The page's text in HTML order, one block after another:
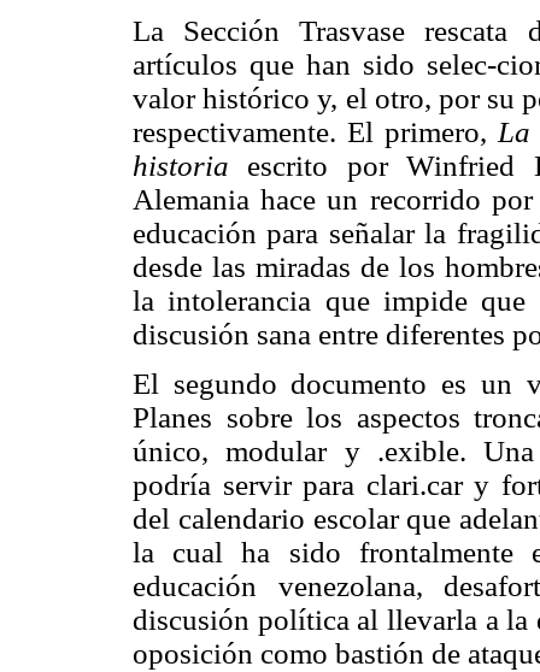
La Sección Trasvase rescata
artículos que han sido selec-
valor histórico y, el otro, por su
respectivamente. El primero, La
historia escrito por Winfried
Alemania hace un recorrido
educación para señalar la
desde las miradas de los
la intolerancia que impide
discusión sana entre diferentes
El segundo documento es un
Planes sobre los aspectos
único, modular y .exible. Una
podría servir para clari.car y
del calendario escolar que
la cual ha sido frontalmente
educación venezolana,
discusión política al llevarla a la
oposición como bastión de